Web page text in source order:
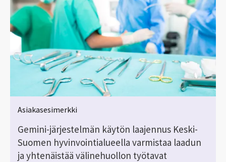
Asiakasesimerkki
Gemini-järjestelmän käytön laajennus Keski-
Suomen hyvinvointialueella varmistaa laadun
ja yhtenäistää välinehuollon työtavat